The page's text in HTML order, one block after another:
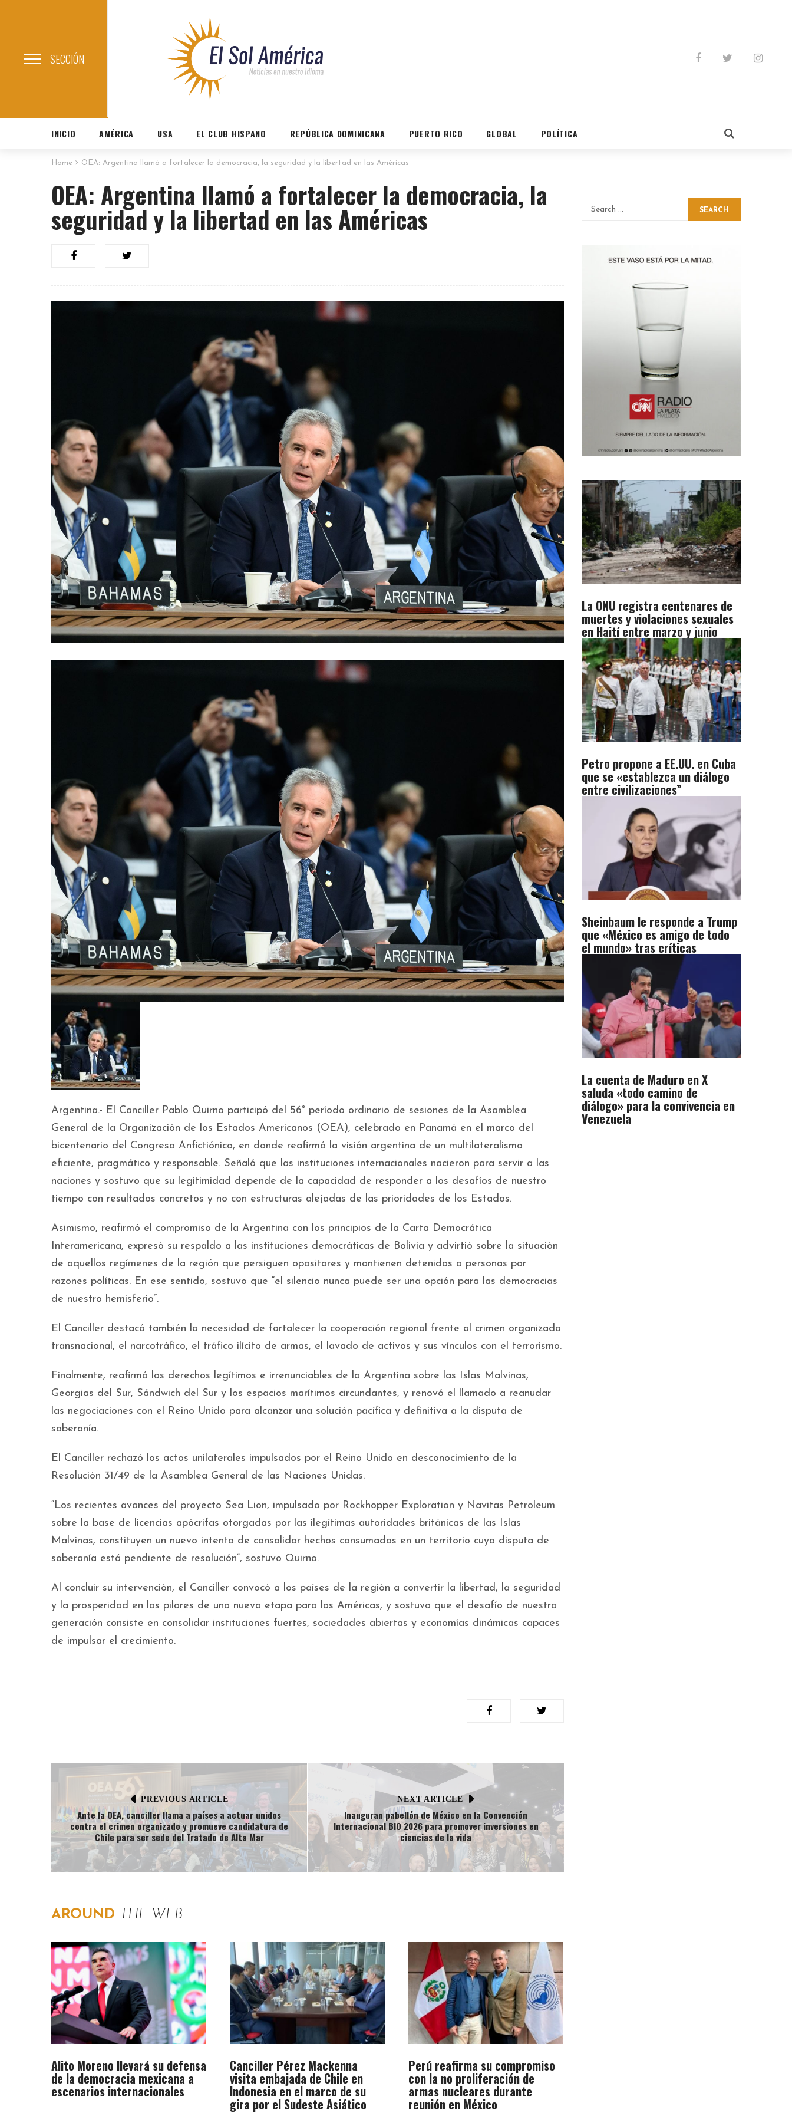
SECCIÓN
INICIO AMÉRICA USA EL CLUB HISPANO REPÚBLICA DOMINICANA PUERTO RICO GLOBAL POLÍTICA
Home OEA: Argentina llamó a fortalecer la democracia, la seguridad y la libertad en las Américas
OEA: Argentina llamó a fortalecer la democracia, la
seguridad y la libertad en las Américas
Argentina.- El Canciller Pablo Quirno participó del 56° período ordinario de sesiones de la Asamblea
General de la Organización de los Estados Americanos (OEA), celebrado en Panamá en el marco del
bicentenario del Congreso Anfictiónico, en donde reafirmó la visión argentina de un multilateralismo
eficiente, pragmático y responsable. Señaló que las instituciones internacionales nacieron para servir a las
naciones y sostuvo que su legitimidad depende de la capacidad de responder a los desafíos de nuestro
tiempo con resultados concretos y no con estructuras alejadas de las prioridades de los Estados.
Asimismo, reafirmó el compromiso de la Argentina con los principios de la Carta Democrática
Interamericana, expresó su respaldo a las instituciones democráticas de Bolivia y advirtió sobre la situación
de aquellos regímenes de la región que persiguen opositores y mantienen detenidas a personas por
razones políticas. En ese sentido, sostuvo que “el silencio nunca puede ser una opción para las democracias
de nuestro hemisferio”.
El Canciller destacó también la necesidad de fortalecer la cooperación regional frente al crimen organizado
transnacional, el narcotráfico, el tráfico ilícito de armas, el lavado de activos y sus vínculos con el terrorismo.
Finalmente, reafirmó los derechos legítimos e irrenunciables de la Argentina sobre las Islas Malvinas,
Georgias del Sur, Sándwich del Sur y los espacios marítimos circundantes, y renovó el llamado a reanudar
las negociaciones con el Reino Unido para alcanzar una solución pacífica y definitiva a la disputa de
soberanía.
El Canciller rechazó los actos unilaterales impulsados por el Reino Unido en desconocimiento de la
Resolución 31/49 de la Asamblea General de las Naciones Unidas.
“Los recientes avances del proyecto Sea Lion, impulsado por Rockhopper Exploration y Navitas Petroleum
sobre la base de licencias apócrifas otorgadas por las ilegítimas autoridades británicas de las Islas
Malvinas, constituyen un nuevo intento de consolidar hechos consumados en un territorio cuya disputa de
soberanía está pendiente de resolución”, sostuvo Quirno.
Al concluir su intervención, el Canciller convocó a los países de la región a convertir la libertad, la seguridad
y la prosperidad en los pilares de una nueva etapa para las Américas, y sostuvo que el desafío de nuestra
generación consiste en consolidar instituciones fuertes, sociedades abiertas y economías dinámicas capaces
de impulsar el crecimiento.
PREVIOUS ARTICLE
Ante la OEA, canciller llama a países a actuar unidos
contra el crimen organizado y promueve candidatura de
Chile para ser sede del Tratado de Alta Mar
NEXT ARTICLE
Inauguran pabellón de México en la Convención
Internacional BIO 2026 para promover inversiones en
ciencias de la vida
AROUND THE WEB
Alito Moreno llevará su defensa
de la democracia mexicana a
escenarios internacionales​
Canciller Pérez Mackenna
visita embajada de Chile en
Indonesia en el marco de su
gira por el Sudeste Asiático
Perú reafirma su compromiso
con la no proliferación de
armas nucleares durante
reunión en México
SEARCH
La ONU registra centenares de
muertes y violaciones sexuales
en Haití entre marzo y junio
Petro propone a EE.UU. en Cuba
que se «establezca un diálogo
entre civilizaciones”
Sheinbaum le responde a Trump
que «México es amigo de todo
el mundo» tras críticas
La cuenta de Maduro en X
saluda «todo camino de
diálogo» para la convivencia en
Venezuela